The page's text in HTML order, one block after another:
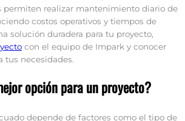
permiten realizar mantenimiento diario de
costos operativos y tiempos de
solución duradera para tu proyecto,
con el equipo de Impark y conocer
tus necesidades.
opción para un proyecto?
depende de factores como el tipo de